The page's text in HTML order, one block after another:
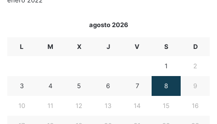
agosto 2026
L M X J V S D
1 2
3 4 5 6 7 8 9
10 11 12 13 14 15 16